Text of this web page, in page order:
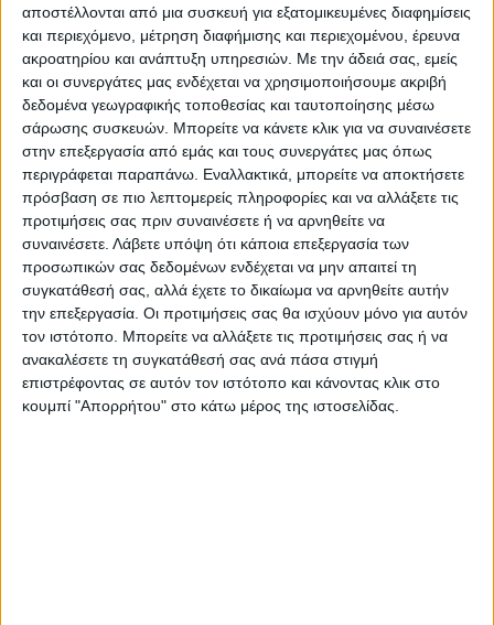
αποστέλλονται από μια συσκευή για εξατομικευμένες διαφημίσεις
και περιεχόμενο, μέτρηση διαφήμισης και περιεχομένου, έρευνα
ακροατηρίου και ανάπτυξη υπηρεσιών. Με την άδειά σας, εμείς
και οι συνεργάτες μας ενδέχεται να χρησιμοποιήσουμε ακριβή
δεδομένα γεωγραφικής τοποθεσίας και ταυτοποίησης μέσω
σάρωσης συσκευών. Μπορείτε να κάνετε κλικ για να συναινέσετε
στην επεξεργασία από εμάς και τους συνεργάτες μας όπως
περιγράφεται παραπάνω. Εναλλακτικά, μπορείτε να αποκτήσετε
πρόσβαση σε πιο λεπτομερείς πληροφορίες και να αλλάξετε τις
προτιμήσεις σας πριν συναινέσετε ή να αρνηθείτε να
συναινέσετε. Λάβετε υπόψη ότι κάποια επεξεργασία των
προσωπικών σας δεδομένων ενδέχεται να μην απαιτεί τη
συγκατάθεσή σας, αλλά έχετε το δικαίωμα να αρνηθείτε αυτήν
την επεξεργασία. Οι προτιμήσεις σας θα ισχύουν μόνο για αυτόν
τον ιστότοπο. Μπορείτε να αλλάξετε τις προτιμήσεις σας ή να
ανακαλέσετε τη συγκατάθεσή σας ανά πάσα στιγμή
επιστρέφοντας σε αυτόν τον ιστότοπο και κάνοντας κλικ στο
κουμπί "Απορρήτου" στο κάτω μέρος της ιστοσελίδας.
Εγγυημένες & Ασφαλείς Συναλλαγές
Περιγραφή Πληροφορίες Ερωτήσεις
Ντουλάπα ρούχων Ricardo Megapap πεντάφυλλη
χρώμα ανθρακί 200×61,8×181εκ.
Εάν ψάχνετε μια μεγάλη ντουλάπα για να τακτοποιήσετε
όλα σας τα ρούχα και αξεσουάρ η ντουλάπα Ricardo είναι